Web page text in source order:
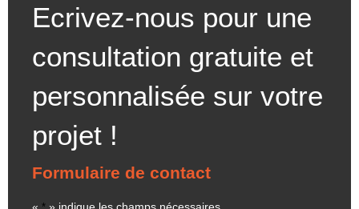
Ecrivez-nous pour une
consultation gratuite et
personnalisée sur votre
projet !
Formulaire de contact